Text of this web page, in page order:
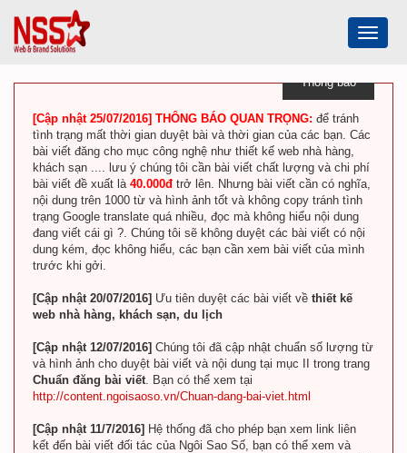
Toggle
Thông báo
[Cập nhật 25/07/2016] THÔNG BÁO QUAN TRỌNG: để tránh
tình trạng mất thời gian duyệt bài và thời gian của các bạn. Các
bài viết đăng cho mục công nghệ như thiết kế web nhà hàng,
khách sạn .... lưu ý chúng tôi cần bài viết chất lượng và chi phí
bài viết đề xuất là 40.000đ trở lên. Nhưng bài viết cần có nghĩa,
nội dung trên 1000 từ và hình ảnh tốt và không copy tránh tình
trạng Google translate quá nhiều, đọc mà không hiểu nội dung
đang viết cái gì ?. Chúng tôi sẽ không duyệt các bài viết có nội
dung kém, đọc không hiểu, các bạn cần xem bài viết của mình
trước khi gởi.
[Cập nhật 20/07/2016] Ưu tiên duyệt các bài viết về thiết kế
web nhà hàng, khách sạn, du lịch
[Cập nhật 12/07/2016] Chúng tôi đã cập nhật chuẩn số lượng từ
và hình ảnh cho duyệt bài viết và nội dung tại mục II trong trang
Chuẩn đăng bài viết. Bạn có thể xem tại
http://content.ngoisaoso.vn/Chuan-dang-bai-viet.html
[Cập nhật 11/7/2016] Hệ thống đã cho phép bạn xem link liên
kết đến bài viết đối tác của Ngôi Sao Số, bạn có thể xem và